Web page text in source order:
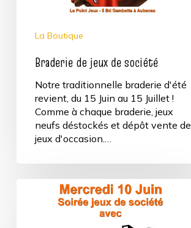
La Boutique
Braderie de jeux de société
Notre traditionnelle braderie d'été
revient, du 15 Juin au 15 Juillet !
Comme à chaque braderie, jeux
neufs déstockés et dépôt vente de
jeux d'occasion.…